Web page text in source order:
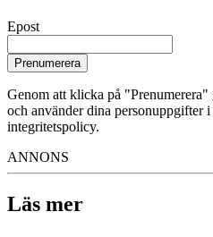
Epost
Prenumerera
Genom att klicka på
och använder dina personuppgifter
integritetspolicy.
ANNONS
Läs mer